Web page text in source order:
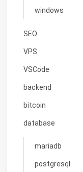
windows
SEO
VPS
VSCode
backend
bitcoin
database
mariadb
postgresql